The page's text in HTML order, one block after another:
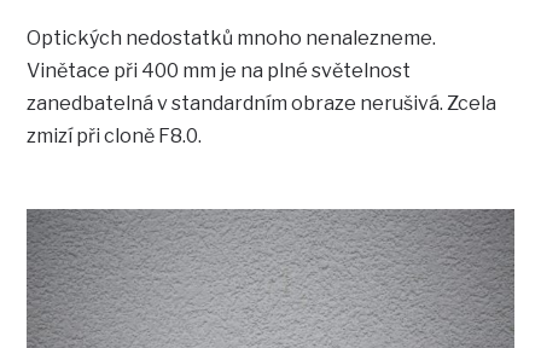
Optických nedostatků mnoho nenalezneme.
Vinětace při 400 mm je na plné světelnost
zanedbatelná v standardním obraze nerušivá. Zcela
zmizí při cloně F8.0.